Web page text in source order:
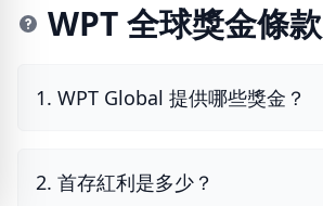
WPT 全球獎金條款
1. WPT Global 提供哪些獎金？
2. 首存紅利是多少？